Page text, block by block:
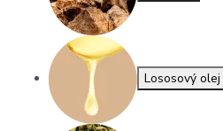
Lososový olej